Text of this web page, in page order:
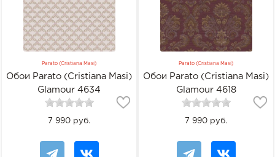
Parato (Cristiana Masi)
Обои Parato (Cristiana Masi)
Glamour 4634
7 990 руб.
Parato (Cristiana Masi)
Обои Parato (Cristiana Masi)
Glamour 4618
7 990 руб.